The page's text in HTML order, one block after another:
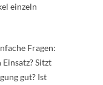
einzeln
Fragen:
Sitzt
gut? Ist